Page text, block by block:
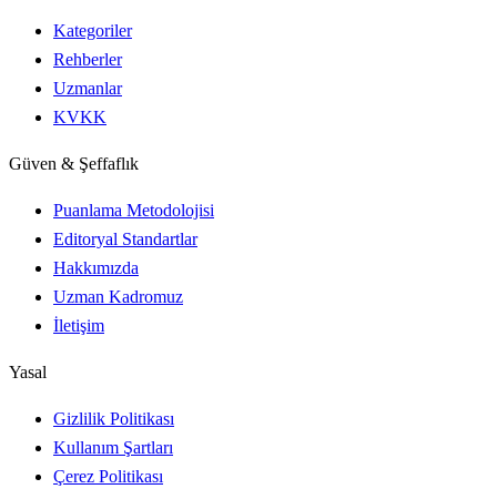
Kategoriler
Rehberler
Uzmanlar
KVKK
Güven & Şeffaflık
Puanlama Metodolojisi
Editoryal Standartlar
Hakkımızda
Uzman Kadromuz
İletişim
Yasal
Gizlilik Politikası
Kullanım Şartları
Çerez Politikası